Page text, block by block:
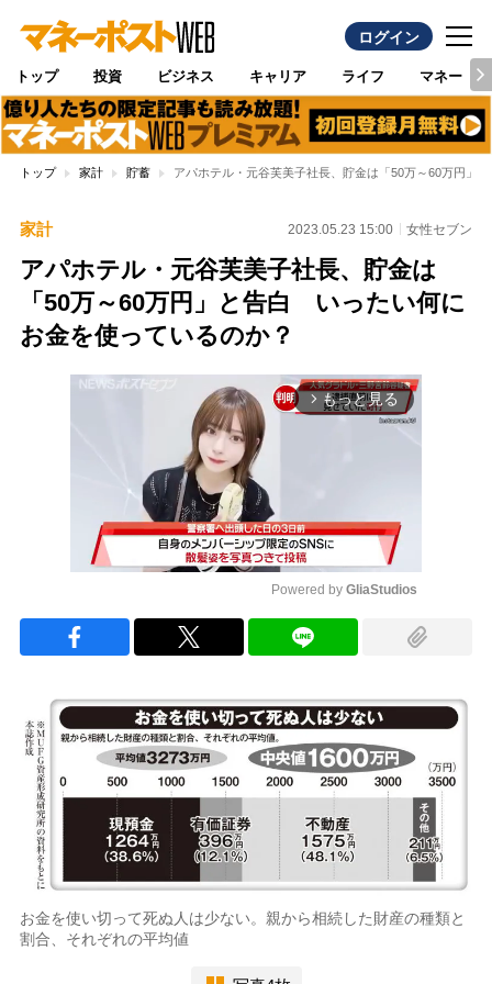
ログイン
トップ 投資 ビジネス キャリア ライフ マネー
トップ 家計 貯蓄 アパホテル・元谷芙美子社長、貯金は「50万～60万円」
家計 2023.05.23 15:00 女性セブン
アパホテル・元谷芙美子社長、貯金は
「50万～60万円」と告白 いったい何に
お金を使っているのか？
arrow_forward_ios もっと見る
Powered by GliaStudios
お金を使い切って死ぬ人は少ない。親から相続した財産の種類と
割合、それぞれの平均値